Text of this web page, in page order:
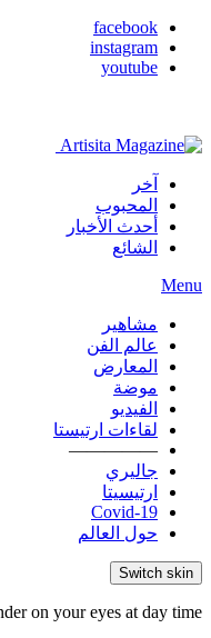
facebook
instagram
youtube
آخر
المحبوب
أحدث الأخبار
الشائع
Menu
مشاهير
عالم الفن
المعارض
موضة
الفيديو
لقاءات ارتيستا
—————
جاليري
ارتيسيتا
Covid-19
حول العالم
Switch skin
on your eyes at day time.